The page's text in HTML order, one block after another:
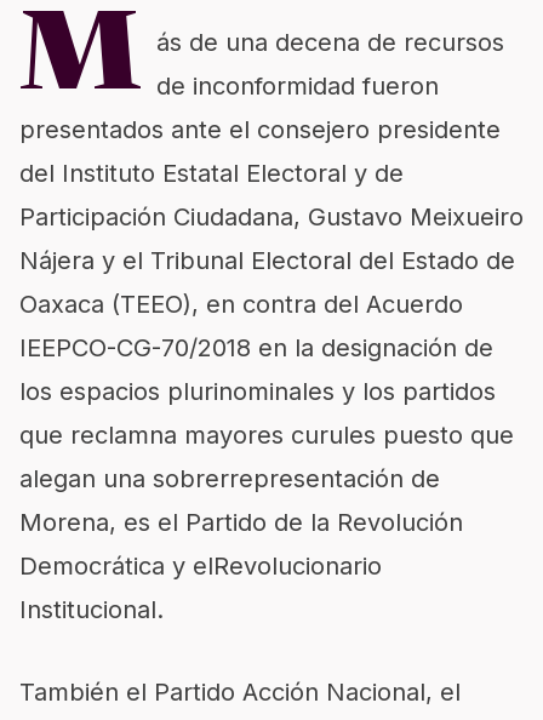
M ás de una decena de recursos
de inconformidad fueron
presentados ante el consejero presidente
del Instituto Estatal Electoral y de
Participación Ciudadana, Gustavo Meixueiro
Nájera y el Tribunal Electoral del Estado de
Oaxaca (TEEO), en contra del Acuerdo
IEEPCO-CG-70/2018 en la designación de
los espacios plurinominales y los partidos
que reclamna mayores curules puesto que
alegan una sobrerrepresentación de
Morena, es el Partido de la Revolución
Democrática y elRevolucionario
Institucional.
También el Partido Acción Nacional, el